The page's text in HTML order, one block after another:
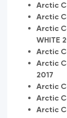
Arctic
Arctic
Arctic
WHITE
Arctic
Arctic
2017
Arctic
Arctic
Arctic